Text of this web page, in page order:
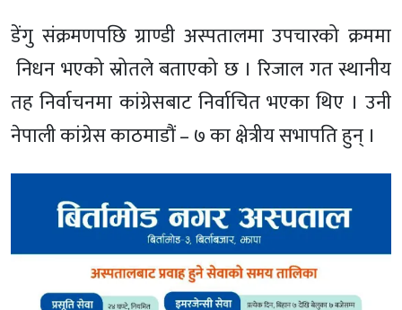
डेंगु संक्रमणपछि ग्राण्डी अस्पतालमा उपचारको क्रममा
निधन भएको स्रोतले बताएको छ । रिजाल गत स्थानीय
तह निर्वाचनमा कांग्रेसबाट निर्वाचित भएका थिए । उनी
नेपाली कांग्रेस काठमाडौं – ७ का क्षेत्रीय सभापति हुन् ।